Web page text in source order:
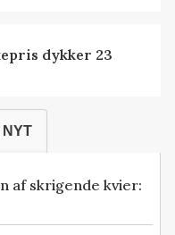
dykker 23
af skrigende kvier: